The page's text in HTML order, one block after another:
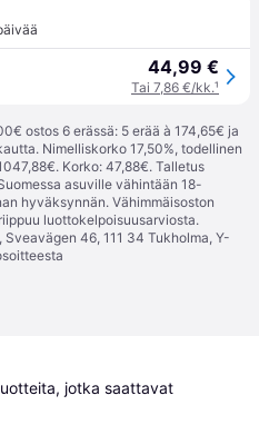
44,99 €
Tai 7,86 €/kk.¹
ostos 6 erässä: 5 erää à 174,65€ ja
Nimelliskorko 17,50%, todellinen
Korko: 47,88€. Talletus
asuville vähintään 18-
hyväksynnän. Vähimmäisoston
luottokelpoisuusarviosta.
46, 111 34 Tukholma, Y-
jotka saattavat